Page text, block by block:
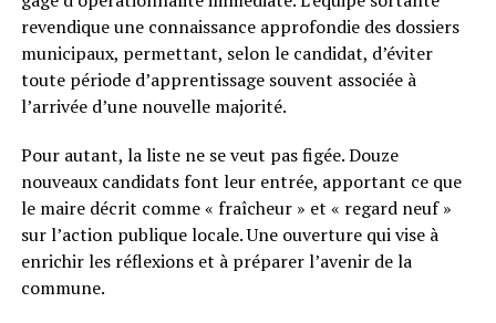
revendique une connaissance approfondie des dossiers
municipaux, permettant, selon le candidat, d’éviter
toute période d’apprentissage souvent associée à
l’arrivée d’une nouvelle majorité.
Pour autant, la liste ne se veut pas figée. Douze
nouveaux candidats font leur entrée, apportant ce que
le maire décrit comme « fraîcheur » et « regard neuf »
sur l’action publique locale. Une ouverture qui vise à
enrichir les réflexions et à préparer l’avenir de la
commune.